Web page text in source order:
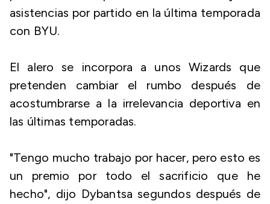
asistencias por partido en la última temporada
con BYU.
El alero se incorpora a unos Wizards que
pretenden cambiar el rumbo después de
acostumbrarse a la irrelevancia deportiva en
las últimas temporadas.
"Tengo mucho trabajo por hacer, pero esto es
un premio por todo el sacrificio que he
hecho", dijo Dybantsa segundos después de